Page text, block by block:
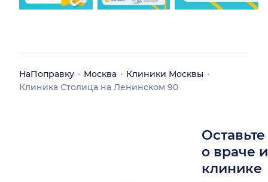
НаПоправку Москва
Клиники Москвы
Клиника Столица на Ленинском 90
о враче
клинике